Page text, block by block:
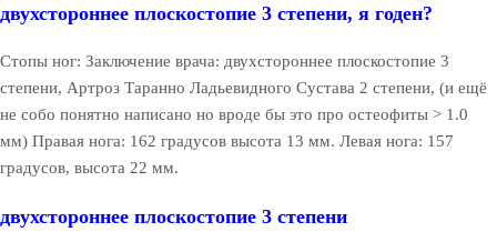
двухстороннее плоскостопие 3 степени, я годен?
Стопы ног: Заключение врача: двухстороннее плоскостопие 3
степени, Артроз Таранно Ладьевидного Сустава 2 степени, (и ещё
не собо понятно написано но вроде бы это про остеофиты > 1.0
мм) Правая нога: 162 градусов высота 13 мм. Левая нога: 157
градусов, высота 22 мм.
двухстороннее плоскостопие 3 степени